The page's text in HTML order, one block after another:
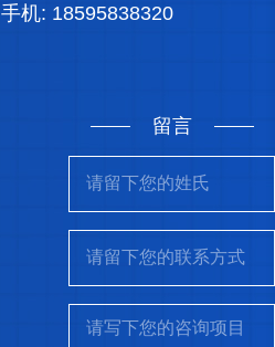
手机: 18595838320
留言